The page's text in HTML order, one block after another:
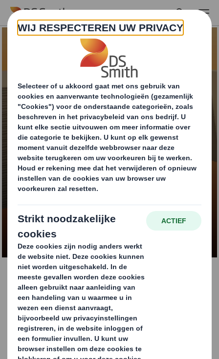
Skip to main content
Efficiënt verpakken
met eindloos karton
NEEM CONTACT OP
Reduceer lege ruimte in
uw verpakking met
eindloos karton